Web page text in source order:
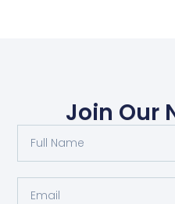
Join Our